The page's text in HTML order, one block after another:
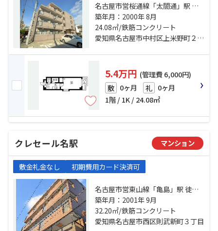
名古屋市営桜通線「太閤通」駅 徒
歩4分 名古屋市営東山線「名古屋」
駅 徒歩12分 近鉄名古屋線「米野」
駅 徒歩10分
築年月：2000年 8月
24.08㎡/鉄筋コンクリート
愛知県名古屋市中村区上米野町２丁目
5.4万円 (管理費 6,000円)
敷 0ヶ月 礼 0ヶ月
1階 / 1K / 24.08㎡
クレセール名駅 マンション
敷金礼金なし 初期費用カード決済可
名古屋市営東山線「亀島」駅 徒歩4
分 名鉄名古屋本線「栄生」駅 徒歩9
分 名古屋市営東山線「名古屋」
駅 徒歩12分
築年月：2001年 9月
32.20㎡/鉄筋コンクリート
愛知県名古屋市西区則武新町３丁目